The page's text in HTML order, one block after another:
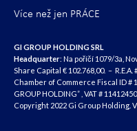
Více než jen PRÁCE
GI GROUP HOLDING SRL
Headquarter: Na poříčí 1079/3a,
Share Capital € 102.768,00. –
Chamber of Commerce Fiscal ID #
GROUP HOLDING” , VAT #
Copyright 2022 Gi Group Holding.